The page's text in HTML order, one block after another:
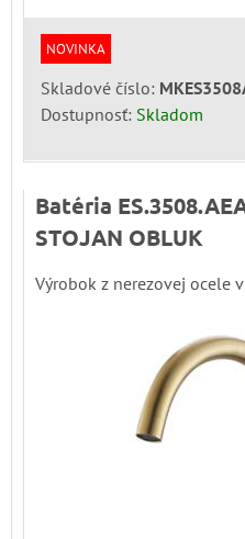
NOVINKA
Skladové číslo:
Dostupnosť: Skladom
Batéria
STOJAN OBLUK
Výrobok z nerezovej ocele